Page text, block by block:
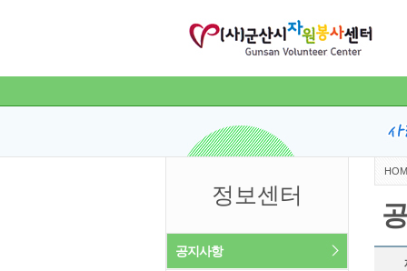
정보센터
공지사항